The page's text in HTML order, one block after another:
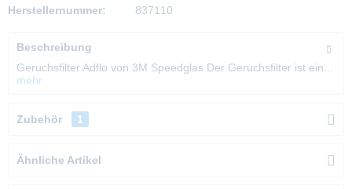
Herstellernummer:
837110
Beschreibung
Geruchsfilter Adflo von 3M Speedglas Der Geruchsfilter ist ein...
mehr
Zubehör 1
Ähnliche Artikel